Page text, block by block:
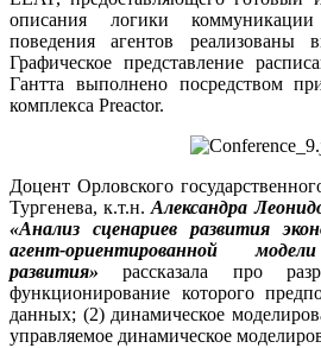
описания логики
поведения агентов реализованы
Графическое представление
Гантта выполнено посредством
комплекса Preactor.
Доцент Орловского
Тургенева, к.т.н.Александра
«Анализ сценариев развития
агент-ориентированной
развития» рассказала про
функционирование которого
данных; (2) динамическое
управляемое динамическое